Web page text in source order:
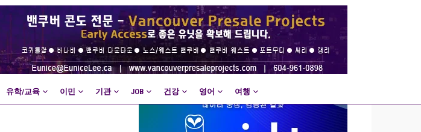
유학/교육 이민 기관 JOB 건강 영어 여행